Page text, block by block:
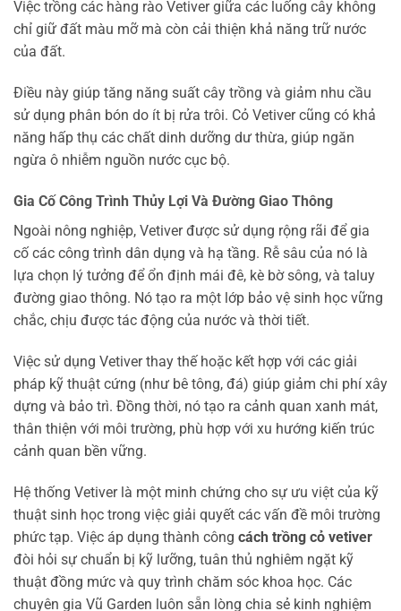
Việc trồng các hàng rào Vetiver giữa các luống cây không
chỉ giữ đất màu mỡ mà còn cải thiện khả năng trữ nước
của đất.
Điều này giúp tăng năng suất cây trồng và giảm nhu cầu
sử dụng phân bón do ít bị rửa trôi. Cỏ Vetiver cũng có khả
năng hấp thụ các chất dinh dưỡng dư thừa, giúp ngăn
ngừa ô nhiễm nguồn nước cục bộ.
Gia Cố Công Trình Thủy Lợi Và Đường Giao Thông
Ngoài nông nghiệp, Vetiver được sử dụng rộng rãi để gia
cố các công trình dân dụng và hạ tầng. Rễ sâu của nó là
lựa chọn lý tưởng để ổn định mái đê, kè bờ sông, và taluy
đường giao thông. Nó tạo ra một lớp bảo vệ sinh học vững
chắc, chịu được tác động của nước và thời tiết.
Việc sử dụng Vetiver thay thế hoặc kết hợp với các giải
pháp kỹ thuật cứng (như bê tông, đá) giúp giảm chi phí xây
dựng và bảo trì. Đồng thời, nó tạo ra cảnh quan xanh mát,
thân thiện với môi trường, phù hợp với xu hướng kiến trúc
cảnh quan bền vững.
Hệ thống Vetiver là một minh chứng cho sự ưu việt của kỹ
thuật sinh học trong việc giải quyết các vấn đề môi trường
phức tạp. Việc áp dụng thành công cách trồng cỏ vetiver
đòi hỏi sự chuẩn bị kỹ lưỡng, tuân thủ nghiêm ngặt kỹ
thuật đồng mức và quy trình chăm sóc khoa học. Các
chuyên gia Vũ Garden luôn sẵn lòng chia sẻ kinh nghiệm